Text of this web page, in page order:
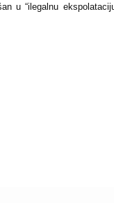
u “ilegalnu